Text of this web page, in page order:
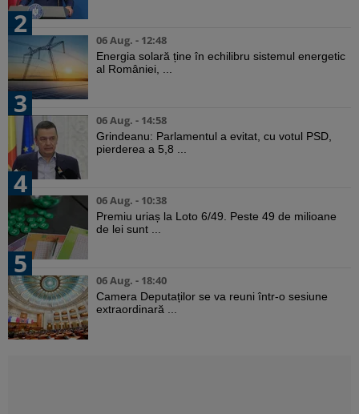
2
06 Aug. - 12:48
Energia solară ține în echilibru sistemul energetic
al României, ...
3
06 Aug. - 14:58
Grindeanu: Parlamentul a evitat, cu votul PSD,
pierderea a 5,8 ...
4
06 Aug. - 10:38
Premiu uriaș la Loto 6/49. Peste 49 de milioane
de lei sunt ...
5
06 Aug. - 18:40
Camera Deputaților se va reuni într-o sesiune
extraordinară ...